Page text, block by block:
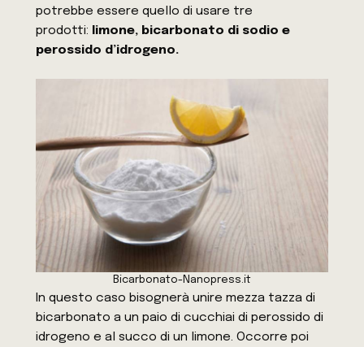
potrebbe essere quello di usare tre
prodotti:
limone, bicarbonato di sodio e
perossido d’idrogeno.
Bicarbonato-Nanopress.it
In questo caso bisognerà unire mezza tazza di
bicarbonato a un paio di cucchiai di perossido di
idrogeno e al succo di un limone. Occorre poi